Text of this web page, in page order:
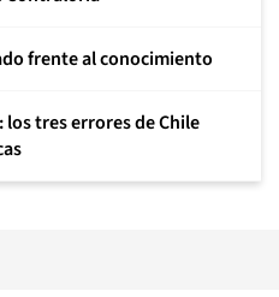
frente al conocimiento
tres errores de Chile